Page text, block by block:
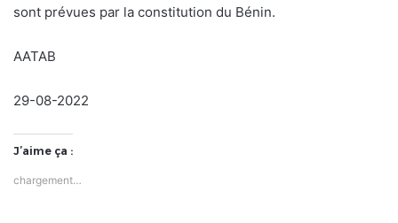
sont prévues par la constitution du Bénin.
AATAB
29-08-2022
J’aime ça :
chargement…